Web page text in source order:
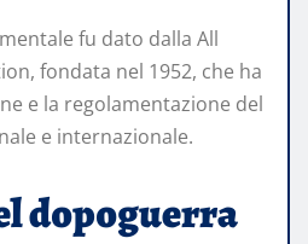
fu dato dalla All
fondata nel 1952, che ha
e la regolamentazione del
e internazionale.
dopoguerra